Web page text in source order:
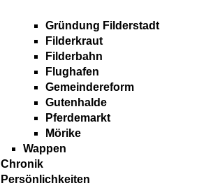
Gründung Filderstadt
Filderkraut
Filderbahn
Flughafen
Gemeindereform
Gutenhalde
Pferdemarkt
Mörike
Wappen
Chronik
Persönlichkeiten